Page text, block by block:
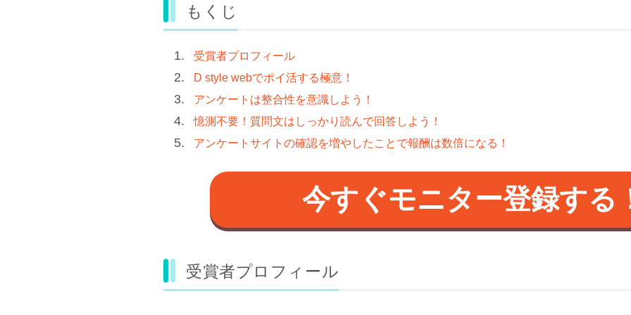
もくじ
受賞者プロフィール
D style webでポイ活する極意！
アンケートは整合性を意識しよう！
憶測不要！質問文はしっかり読んで回答しよう！
アンケートサイトの確認を増やしたことで報酬は数倍になる！
今すぐモニター登録する
受賞者プロフィール